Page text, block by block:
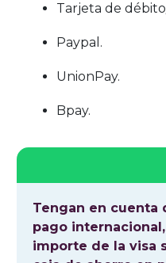
Tarjeta de
Paypal.
UnionPay.
Bpay.
Tengan en cuenta
pago
importe de la visa